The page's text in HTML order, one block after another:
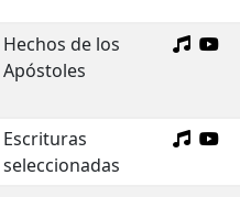
Hechos de los
Apóstoles
Escrituras
seleccionadas